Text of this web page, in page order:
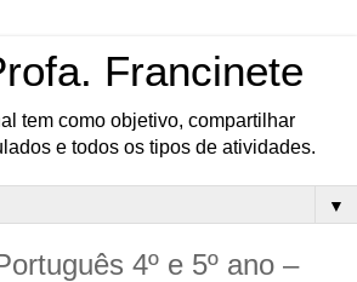
Francinete
tem como objetivo, compartilhar
e todos os tipos de atividades.
▼
4º e 5º ano –